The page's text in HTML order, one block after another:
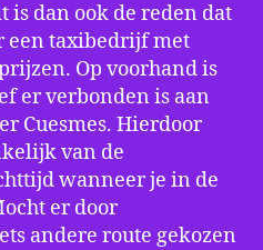
is dan ook de reden dat
een taxibedrijf met
Op voorhand is
er verbonden is aan
Cuesmes. Hierdoor
van de
wanneer je in de
er door
andere route gekozen